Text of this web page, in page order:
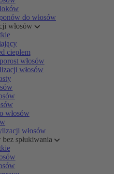
do włosów
włosów
ciepłem
włosów
włosów
włosów
włosów
bez spłukiwania